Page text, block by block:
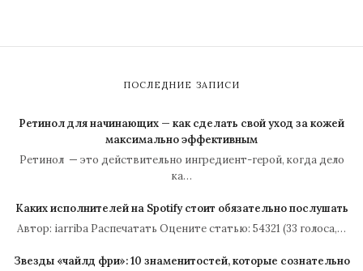
ПОСЛЕДНИЕ ЗАПИСИ
Ретинол для начинающих — как сделать свой уход за кожей
максимально эффективным
Ретинол — это действительно ингредиент-герой, когда дело
ка…
Каких исполнителей на Spotify стоит обязательно послушать
Автор: iarriba Распечатать Оцените статью: 54321 (33 голоса,…
Звезды «чайлд фри»: 10 знаменитостей, которые сознательно